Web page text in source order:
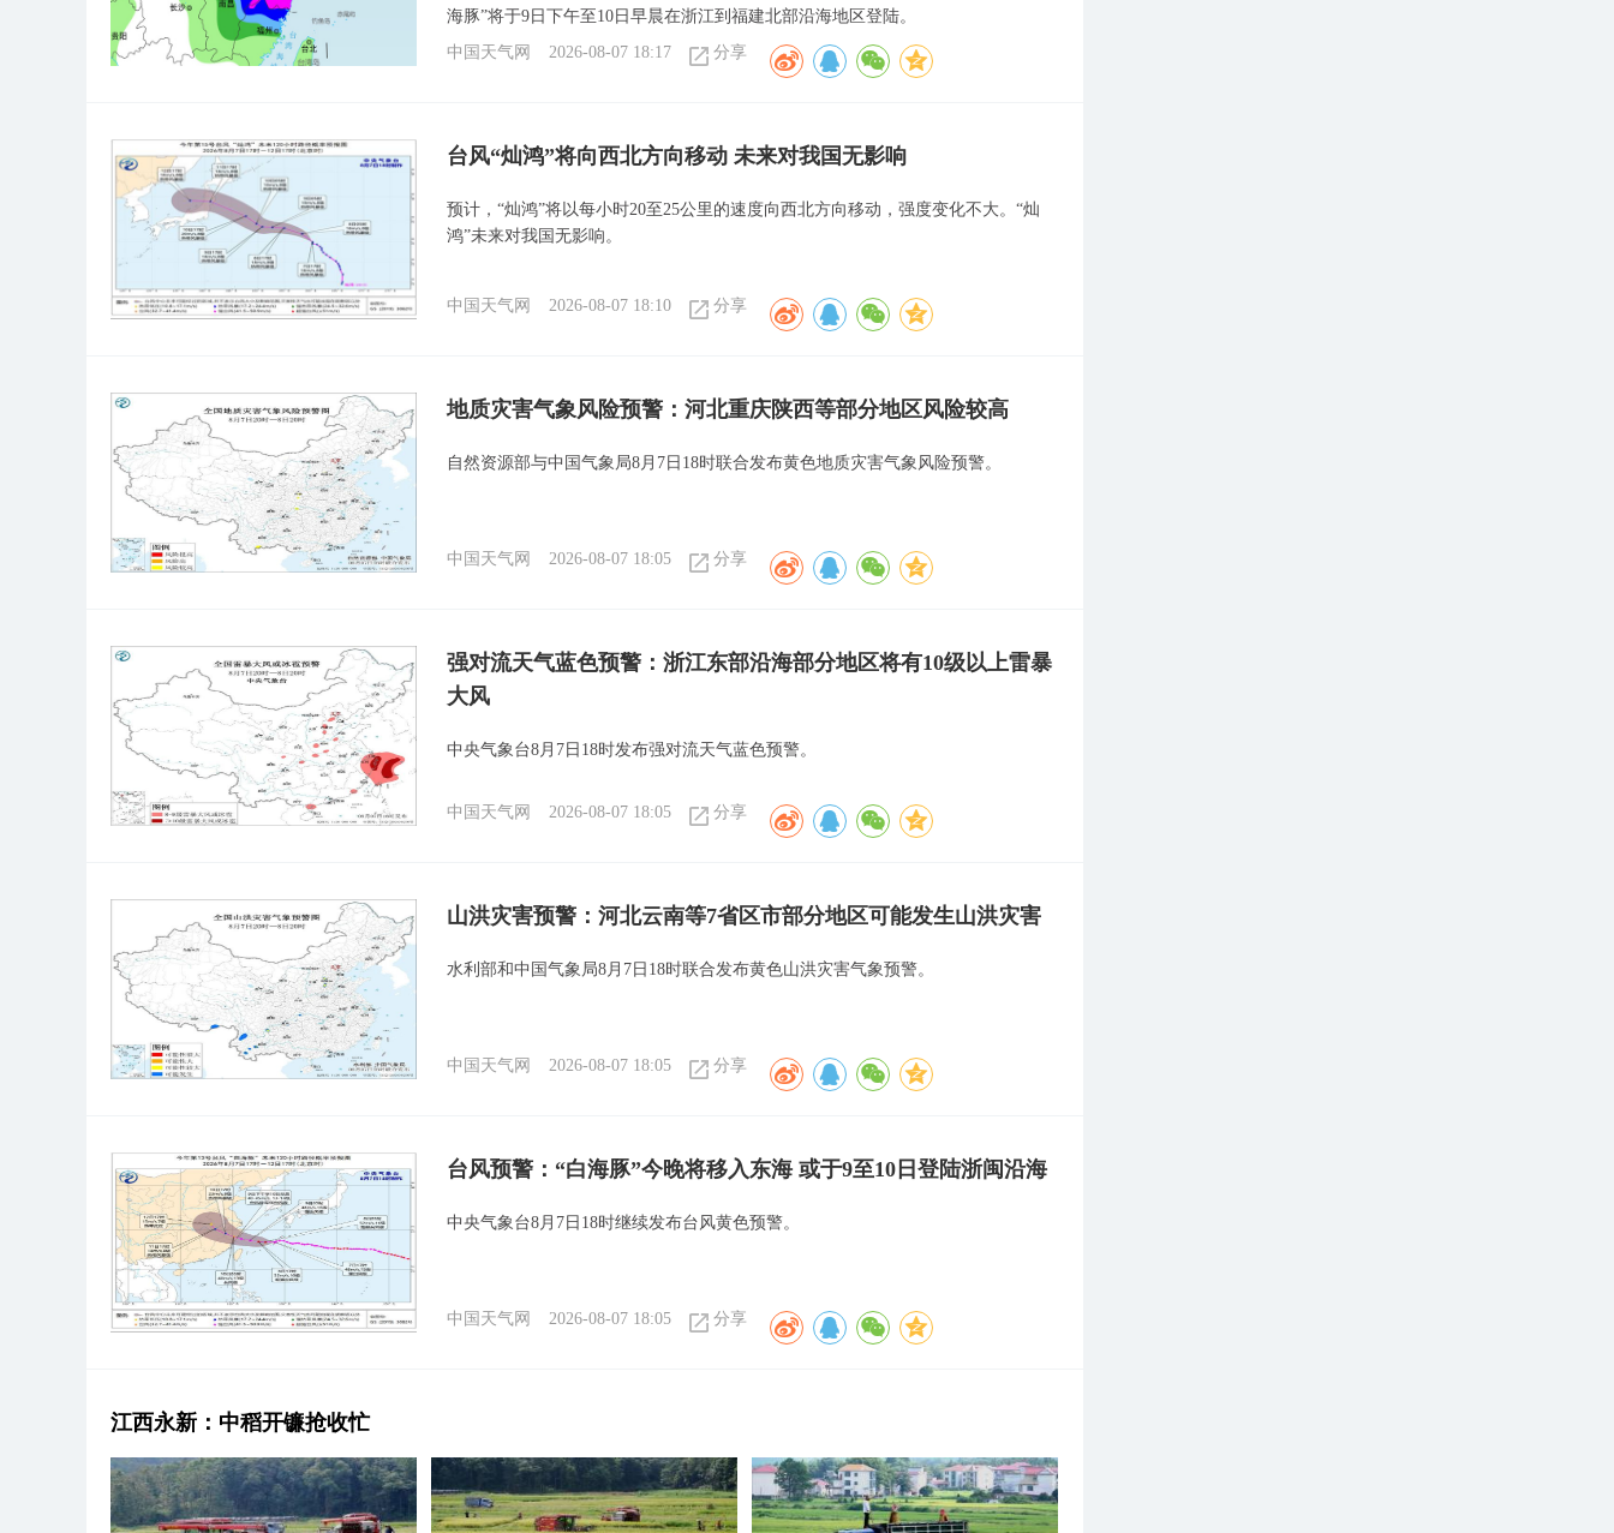
海豚”将于9日下午至10日早晨在浙江到福建北部沿海地区登陆。
中国天气网
2026-08-07 18:17 分享
台风“灿鸿”将向西北方向移动 未来对我国无影响
预计，“灿鸿”将以每小时20至25公里的速度向西北方向移动，强度变化不大。“灿
鸿”未来对我国无影响。
中国天气网 2026-08-07 18:10 分享
地质灾害气象风险预警：河北重庆陕西等部分地区风险较高
自然资源部与中国气象局8月7日18时联合发布黄色地质灾害气象风险预警。
中国天气网 2026-08-07 18:05 分享
强对流天气蓝色预警：浙江东部沿海部分地区将有10级以上雷暴
大风
中央气象台8月7日18时发布强对流天气蓝色预警。
中国天气网 2026-08-07 18:05 分享
山洪灾害预警：河北云南等7省区市部分地区可能发生山洪灾害
水利部和中国气象局8月7日18时联合发布黄色山洪灾害气象预警。
中国天气网 2026-08-07 18:05 分享
台风预警：“白海豚”今晚将移入东海 或于9至10日登陆浙闽沿海
中央气象台8月7日18时继续发布台风黄色预警。
中国天气网 2026-08-07 18:05 分享
江西永新：中稻开镰抢收忙